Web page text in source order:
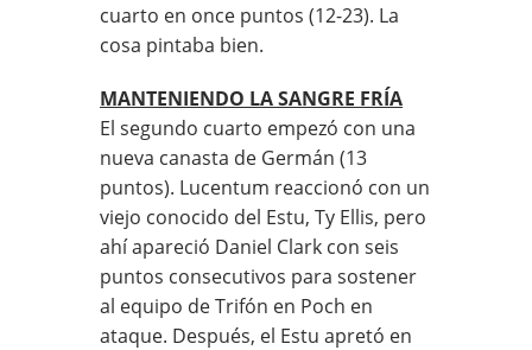
cuarto en once puntos (12-23). La
cosa pintaba bien.
MANTENIENDO LA SANGRE FRÍA
El segundo cuarto empezó con una
nueva canasta de Germán (13
puntos). Lucentum reaccionó con un
viejo conocido del Estu, Ty Ellis, pero
ahí apareció Daniel Clark con seis
puntos consecutivos para sostener
al equipo de Trifón en Poch en
ataque. Después, el Estu apretó en